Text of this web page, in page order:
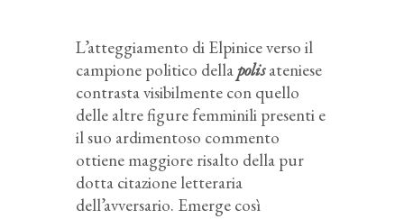
L’atteggiamento di Elpinice verso il
campione politico dellapolisateniese
contrasta visibilmente con quello
delle altre figure femminili presenti e
il suo ardimentoso commento
ottiene maggiore risalto della pur
dotta citazione letteraria
dell’avversario. Emerge così